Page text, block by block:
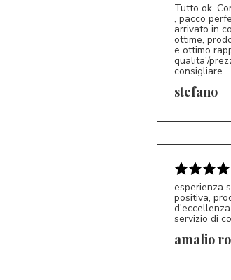
S*
Tutto ok.
, pacco
arrivato in
ottime,
e ottimo
qualita'/
consigliare
stefano
esperienza
positiva,
servizio di
amalio